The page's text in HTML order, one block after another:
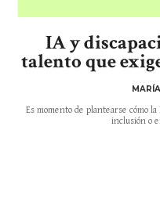
IA y
talento que
Es momento de plantearse cómo
inclusión o